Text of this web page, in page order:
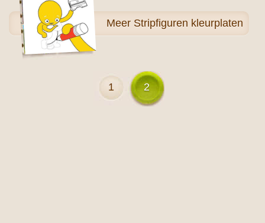
Meer Stripfiguren kleurplaten
1 2